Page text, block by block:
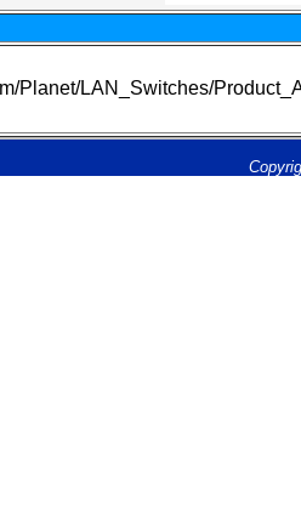
Planet/LAN_Switches/